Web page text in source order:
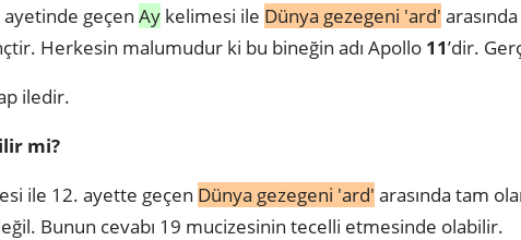
ayetinde geçen Ay kelimesi ile Dünya gezegeni 'ard' arasında
Herkesin malumudur ki bu bineğin adı Apollo 11’dir.
iledir.
mi?
ile 12. ayette geçen Dünya gezegeni 'ard' arasında tam
Bunun cevabı 19 mucizesinin tecelli etmesinde olabilir.